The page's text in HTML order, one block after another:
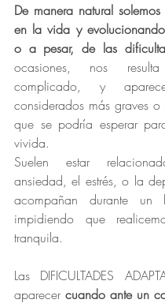
De manera natural
en la vida y
o a pesar, de las
ocasiones, nos
complicado, y
considerados más graves o
que se podría esperar
vivida.
Suelen estar
ansiedad, el estrés, o la
acompañan durante un
impidiendo que
tranquila.
Las DIFICULTADES
aparecer cuando ante un